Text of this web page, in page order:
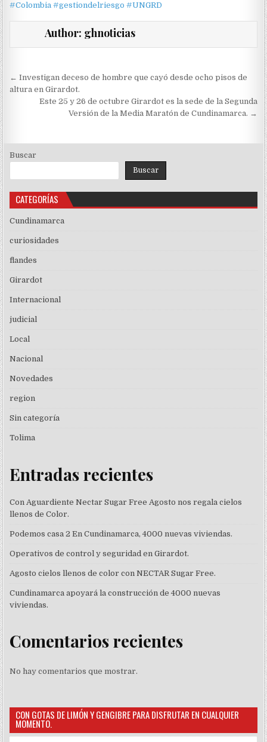
#Colombia #gestiondelriesgo #UNGRD
Author: ghnoticias
Navegación
de
entradas
← Investigan deceso de hombre que cayó desde ocho pisos de
altura en Girardot.
Este 25 y 26 de octubre Girardot es la sede de la Segunda
Versión de la Media Maratón de Cundinamarca. →
Buscar
Buscar
CATEGORÍAS
Cundinamarca
curiosidades
flandes
Girardot
Internacional
judicial
Local
Nacional
Novedades
region
Sin categoría
Tolima
Entradas recientes
Con Aguardiente Nectar Sugar Free Agosto nos regala cielos
llenos de Color.
Podemos casa 2 En Cundinamarca, 4000 nuevas viviendas.
Operativos de control y seguridad en Girardot.
Agosto cielos llenos de color con NECTAR Sugar Free.
Cundinamarca apoyará la construcción de 4000 nuevas
viviendas.
Comentarios recientes
No hay comentarios que mostrar.
CON GOTAS DE LIMÓN Y GENGIBRE PARA DISFRUTAR EN CUALQUIER
MOMENTO.